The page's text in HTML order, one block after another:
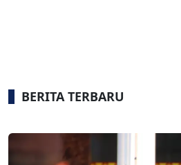
BERITA TERBARU